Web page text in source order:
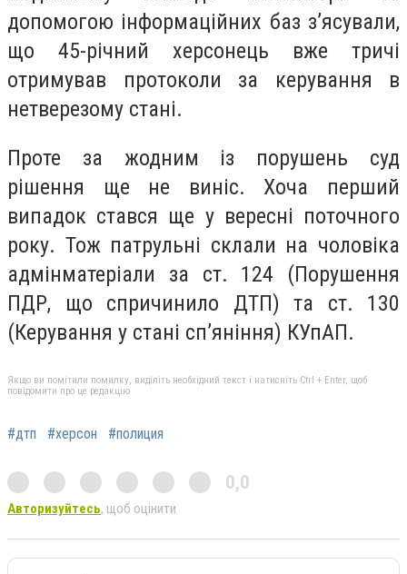
допомогою інформаційних баз з’ясували,
що 45-річний херсонець вже тричі
отримував протоколи за керування в
нетверезому стані.
Проте за жодним із порушень суд
рішення ще не виніс. Хоча перший
випадок стався ще у вересні поточного
року. Тож патрульні склали на чоловіка
адмінматеріали за ст. 124 (Порушення
ПДР, що спричинило ДТП) та ст. 130
(Керування у стані сп’яніння) КУпАП.
Якщо ви помітили помилку, виділіть необхідний текст і натисніть Ctrl + Enter, щоб
повідомити про це редакцію
#дтп #херсон #полиция
0,0
Авторизуйтесь, щоб оцінити